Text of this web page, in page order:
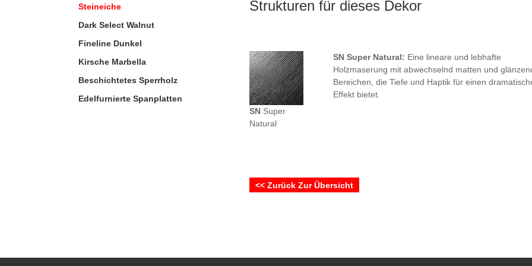
Strukturen für dieses Dekor
SNSuper
Natural
SN Super Natural: Eine lineare und lebhafte
Holzmaserung mit abwechselnd matten und
Bereichen, die Tiefe und Haptik für einen
Effekt bietet.
<< Zurück Zur Übersicht
Steineiche
Dark Select Walnut
Fineline Dunkel
Kirsche Marbella
Beschichtetes Sperrholz
Edelfurnierte Spanplatten